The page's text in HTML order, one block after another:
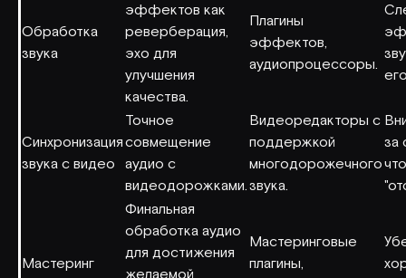
Обработка
звука
эффектов как
реверберация,
эхо для
улучшения
качества.
Плагины
эффектов,
аудиопроцессоры.
Синхронизация
звука с видео
Точное
совмещение
аудио с
видеодорожками.
Видеоредакторы с
поддержкой
многодорожечного
звука.
за
Мастеринг
Финальная
обработка аудио
для достижения
Мастеринговые
плагины,